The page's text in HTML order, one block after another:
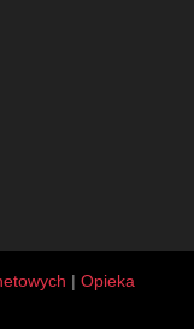
| Opieka